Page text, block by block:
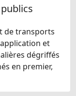
de transports
et
dégriffés
en premier,